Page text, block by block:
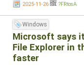
2025-11-26 ?FRtosA
Windows
Microsoft says
File Explorer in
faster